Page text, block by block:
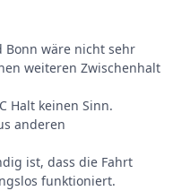
Bonn wäre nicht sehr
weiteren Zwischenhalt
Halt keinen Sinn.
anderen
ist, dass die Fahrt
funktioniert.